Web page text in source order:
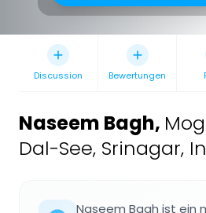
Discussion Bewertungen
Naseem Bagh,
Dal-See, Srinagar,
Naseem Bagh ist ein